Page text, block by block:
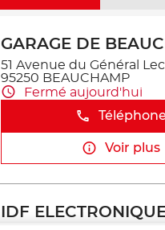
GARAGE DE
51 Avenue du Général
95250 BEAUCHAMP
Fermé aujourd'hui
Voir plus
IDF